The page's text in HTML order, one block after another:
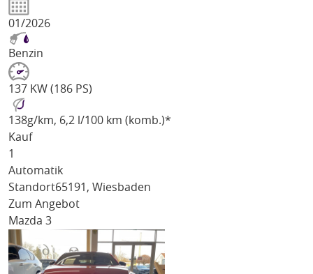
01/2026
Benzin
137 KW (186 PS)
138g/km, 6,2 l/100 km (komb.)*
Kauf
1
Automatik
Standort65191, Wiesbaden
Zum Angebot
Mazda 3